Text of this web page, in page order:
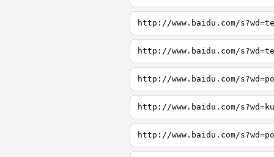
http://www.baidu.com/
http://www.baidu.com/
http://www.baidu.com/
http://www.baidu.com/
http://www.baidu.com/